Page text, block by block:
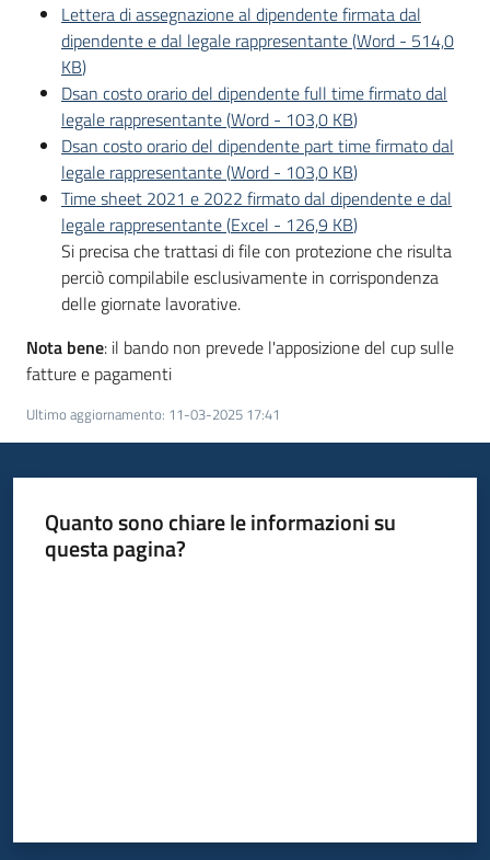
Lettera di assegnazione al dipendente firmata dal
dipendente e dal legale rappresentante(Word - 514,0
KB)
Dsan costo orario del dipendente full time firmato dal
legale rappresentante(Word - 103,0 KB)
Dsan costo orario del dipendente part time firmato dal
legale rappresentante(Word - 103,0 KB)
Time sheet 2021 e 2022 firmato dal dipendente e dal
legale rappresentante(Excel - 126,9 KB)
Si precisa che trattasi di file con protezione che risulta
perciò compilabile esclusivamente in corrispondenza
delle giornate lavorative.
Nota bene: il bando non prevede l'apposizione del cup sulle
fatture e pagamenti
Ultimo aggiornamento: 11-03-2025 17:41
Quanto sono chiare le informazioni su
questa pagina?